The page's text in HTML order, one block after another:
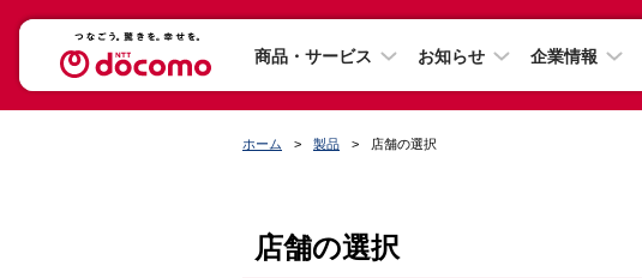
商品・サービス お知らせ 企業情報
ホーム 製品 店舗の選択
店舗の選択